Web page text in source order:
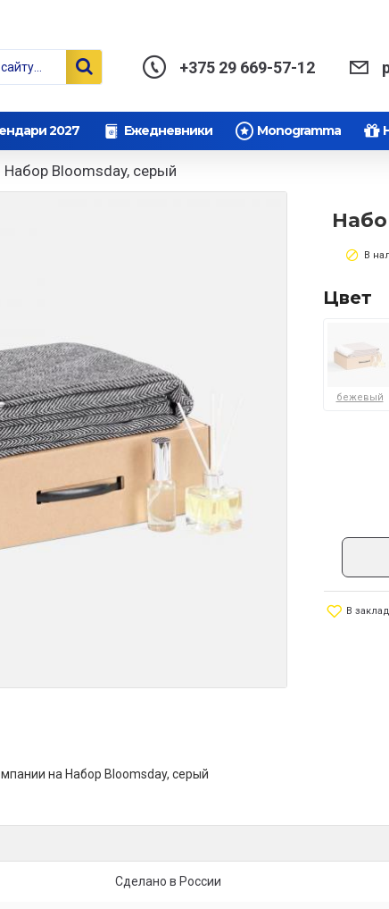
+375 29 669-57-12
2027 Ежедневники Monogramma
Набор Bloomsday, серый
В
Цвет
бежевый
В
на Набор Bloomsday, серый
Сделано в России